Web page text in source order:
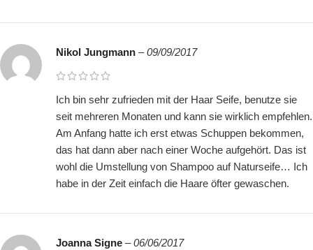
Nikol Jungmann – 09/09/2017
Ich bin sehr zufrieden mit der Haar Seife, benutze sie
seit mehreren Monaten und kann sie wirklich empfehlen.
Am Anfang hatte ich erst etwas Schuppen bekommen,
das hat dann aber nach einer Woche aufgehört. Das ist
wohl die Umstellung von Shampoo auf Naturseife… Ich
habe in der Zeit einfach die Haare öfter gewaschen.
Joanna Signe – 06/06/2017